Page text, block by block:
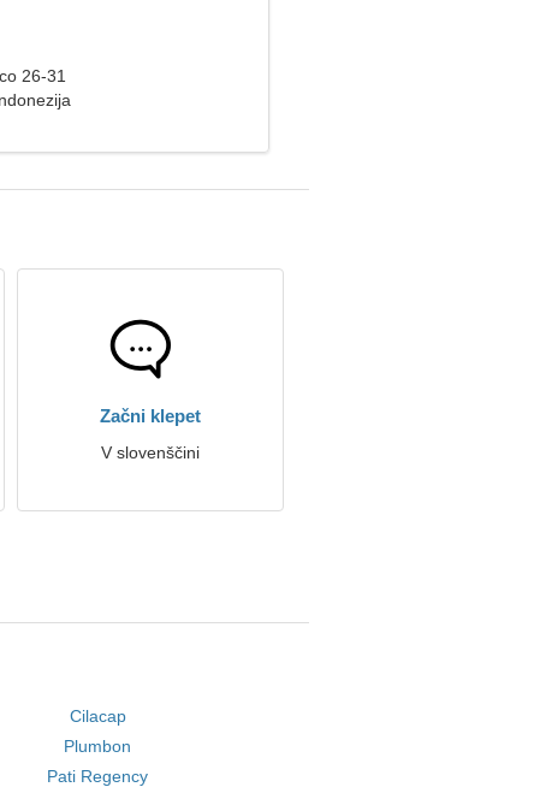
26-31
Začni klepet
V slovenščini
Cilacap
Plumbon
Pati Regency